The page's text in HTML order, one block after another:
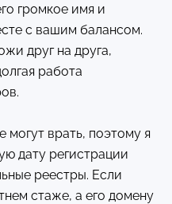
громкое имя и
с вашим балансом.
друг на друга,
работа
могут врать, поэтому я
дату регистрации
реестры. Если
стаже, а его домену